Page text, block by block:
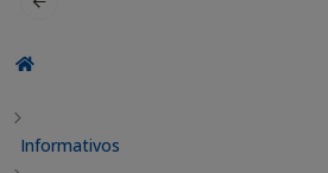
Informativos